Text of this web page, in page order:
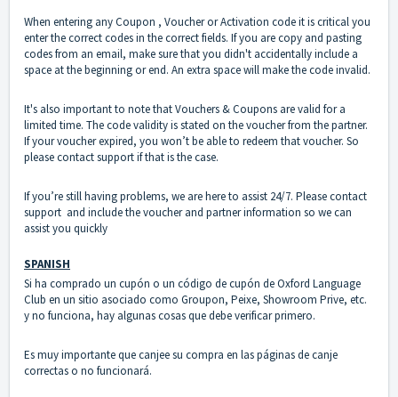
When entering any Coupon , Voucher or Activation code it is critical you
enter the correct codes in the correct fields. If you are copy and pasting
codes from an email, make sure that you didn't accidentally include a
space at the beginning or end. An extra space will make the code invalid.
It's also important to note that Vouchers & Coupons are valid for a
limited time. The code validity is stated on the voucher from the partner.
If your voucher expired, you won’t be able to redeem that voucher. So
please contact support if that is the case.
If you’re still having problems, we are here to assist 24/7. Pleasecontact
support and include the voucher and partner information so we can
assist you quickly
SPANISH
Si ha comprado un cupón o un código de cupón de Oxford Language
Club en un sitio asociado como Groupon, Peixe, Showroom Prive, etc.
y no funciona, hay algunas cosas que debe verificar primero.
Es muy importante que canjee su compra en las páginas de canje
correctas o no funcionará.